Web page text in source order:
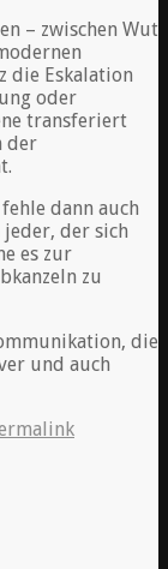
– zwischen Wut
die Eskalation
oder
transferiert
der
dann auch
jeder, der sich
es zur
zu
die
und auch